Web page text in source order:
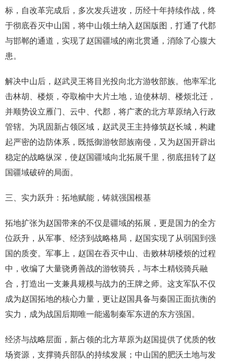
标，自改革完成后，多次发兵进攻，历经十年持续作战，终
于彻底吞灭中山国，将中山领土纳入赵国版图，打通了代郡
与邯郸的通道，实现了赵国疆域的南北贯通，消除了心腹大
患。
解决中山后，赵武灵王将目光投向北方游牧部族。他率军北
击林胡、楼烦，夺取榆中大片土地，迫使林胡、楼烦北迁，
并顺势设立雁门、云中、代郡，将广袤的北方草原纳入行政
管辖。为巩固新占领区域，赵武灵王主持修筑赵长城，构建
起严密的边防体系，既抵御游牧部族南侵，又为赵国开辟出
稳定的战略纵深，使赵国疆域向北拓展千里，彻底扭转了赵
国疆域破碎的局面。
三、实力跃升：拓地赋能，铸就强国根基
拓地扩张为赵国带来的不仅是疆域的拓展，更是国力的全方
位跃升，从军事、经济到战略格局，赵国实现了从弱国到强
国的质变。军事上，赵国在吞灭中山、击败林胡楼烦的过程
中，收编了大量骁勇善战的游牧骑兵，与本土精锐骑兵融
合，打造出一支兼具规模与战力的王牌之师。这支军队不仅
成为赵国拓地的核心力量，更让赵国具备与秦国正面抗衡的
实力，成为战国后期唯一能遏制秦军东进的东方强国。
经济与战略层面，新占领的北方草原为赵国提供了优质的牧
场资源，支撑骑兵部队的持续发展；中山国的肥沃土地与发